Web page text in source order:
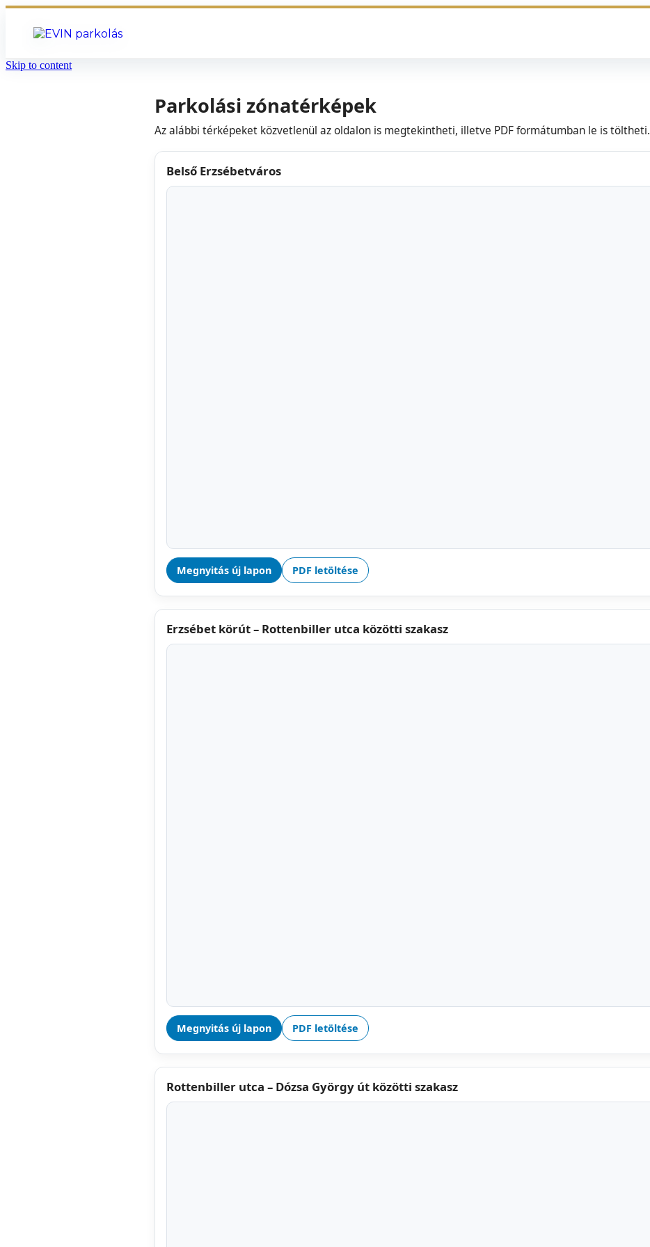
Skip to content
Parkolási zónatérképek
Az alábbi térképeket közvetlenül az oldalon is megtekintheti, illetve PDF formátumban le is töltheti.
Belső Erzsébetváros
Megnyitás új lapon PDF letöltése
Erzsébet körút – Rottenbiller utca közötti szakasz
Megnyitás új lapon PDF letöltése
Rottenbiller utca – Dózsa György út közötti szakasz